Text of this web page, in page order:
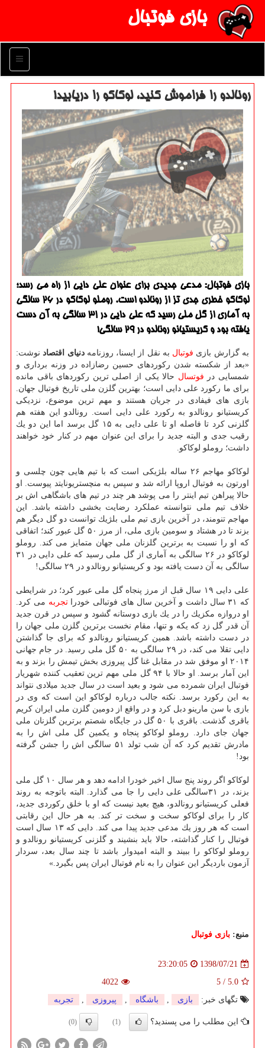
بازی فوتبال
منو
رونالدو را فراموش كنید، لوكاكو را دریابید!
بازی فوتبال: مدعی جدیدی برای عنوان علی دایی از راه می رسد؛
لوكاكو خطری جدی تز از رونالدو است. روملو لوكاكو در 26 سالگی
به آماری از گل ملی رسید كه علی دایی در 31 سالگی به آن دست
یافته بود و كریستیانو رونالدو در 29 سالگی!
به گزارش بازی فوتبال به نقل از ایسنا، روزنامهدنیای اقتصادنوشت:
«بعد از شكسته شدن ركوردهای حسین رضازاده در وزنه برداری و
شمسایی در فوتسال حالا یكی از اصلی ترین ركوردهای باقی مانده
برای ما ركورد علی دایی است؛ بهترین گلزن ملی تاریخ فوتبال جهان.
بازی های فیفادی در جریان هستند و مهم ترین موضوع، نزدیكی
كریستیانو رونالدو به ركورد علی دایی است. رونالدو این هفته هم
گلزنی كرد تا فاصله او تا علی دایی به ۱۵ گل برسد اما این دو یك
رقیب جدی و البته جدید را برای این عنوان مهم در كنار خود خواهند
داشت؛ روملو لوكاكو.
لوكاكو مهاجم ۲۶ ساله بلژیكی است كه با تیم هایی چون چلسی و
اورتون به فوتبال اروپا ارائه شد و سپس به منچستریونایتد پیوست. او
حالا پیراهن تیم اینتر را می پوشد هر چند در تیم های باشگاهی اش بر
خلاف تیم ملی نتوانسته عملكرد رضایت بخشی داشته باشد. این
مهاجم تنومند، در آخرین بازی تیم ملی بلژیك توانست دو گل دیگر هم
بزند تا در هشتاد و سومین بازی ملی، از مرز ۵۰ گل عبور كند؛ اتفاقی
كه او را نسبت به برترین گلزنان ملی جهان متمایز می كند. روملو
لوكاكو در ۲۶ سالگی به آماری از گل ملی رسید كه علی دایی در ۳۱
سالگی به آن دست یافته بود و كریستیانو رونالدو در ۲۹ سالگی!
علی دایی ۱۹ سال قبل از مرز پنجاه گل ملی عبور كرد؛ در شرایطی
كه ۳۱ سال داشت و آخرین سال های فوتبالی خودرا
تجربه می كرد.
او دروازه مكزیك را در یك بازی دوستانه گشود و سپس در قرن جدید
آن قدر گل زد كه یكه و تنها، مقام نخست برترین گلزن ملی جهان را
در دست داشته باشد. همین كریستیانو رونالدو كه برای جا گذاشتن
دایی تقلا می كند، در ۲۹ سالگی به ۵۰ گل ملی رسید. در جام جهانی
۲۰۱۴ او موفق شد در مقابل غنا گل پیروزی بخش تیمش را بزند و به
این آمار برسد. او حالا با ۹۴ گل ملی مهم ترین تعقیب كننده شهریار
فوتبال ایران شمرده می شود و بعید است در سال جدید میلادی نتواند
به این ركورد برسد. نكته جالب درباره لوكاكو این است كه وی در
بازی با سن مارینو دبل كرد و در واقع از دومین گلزن ملی ایران كریم
باقری گذشت. باقری با ۵۰ گل در جایگاه شصتم برترین گلزنان ملی
جهان جای دارد. روملو لوكاكو پنجاه و یكمین گل ملی اش را به
مادرش تقدیم كرد كه آن شب تولد ۵۱ سالگی اش را جشن گرفته
بود!
لوكاكو اگر روند پنج سال اخیر خودرا ادامه دهد و هر سال ۱۰ گل ملی
بزند، در ۳۱سالگی علی دایی را جا می گذارد. البته باتوجه به روند
فعلی كریستیانو رونالدو، هیچ بعید نیست كه او با خلق ركوردی جدید،
كار را برای لوكاكو سخت و سخت تر كند. به هر حال این رقابتی
است كه هر روز یك مدعی جدید پیدا می كند. دایی كه ۱۳ سال است
فوتبال را كنار گذاشته، حالا باید بنشیند و گلزنی كریستیانو رونالدو و
روملو لوكاكو را ببیند و البته امیدوار باشد تا چند سال بعد، سردار
آزمون باردیگر این عنوان را به نام فوتبال ایران پس بگیرد.»
منبع: بازی فوتبال
1398/07/21
23:20:05
5.0
/
5
4022
تگهای خبر:
بازی , باشگاه , پیروزی , تجربه
این مطلب را می پسندید؟ (1)
(0)